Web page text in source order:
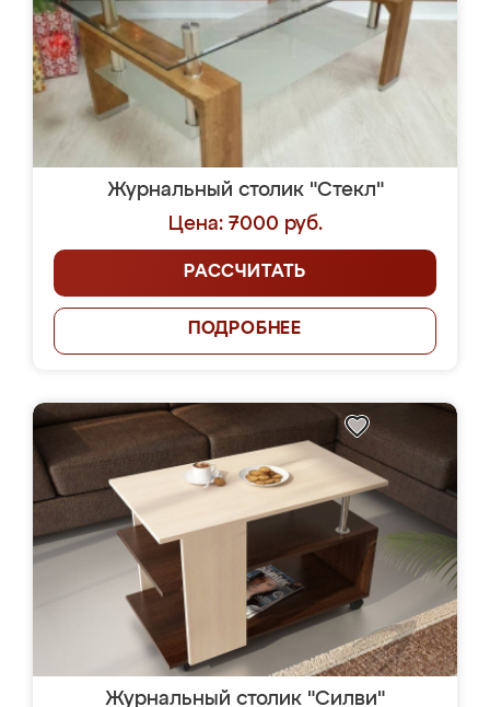
Журнальный столик "Стекл"
Цена: 7000 руб.
РАССЧИТАТЬ
ПОДРОБНЕЕ
Журнальный столик "Силви"